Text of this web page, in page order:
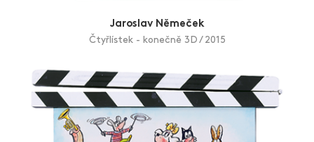
Jaroslav Němeček
Čtyřlístek - konečně 3D / 2015